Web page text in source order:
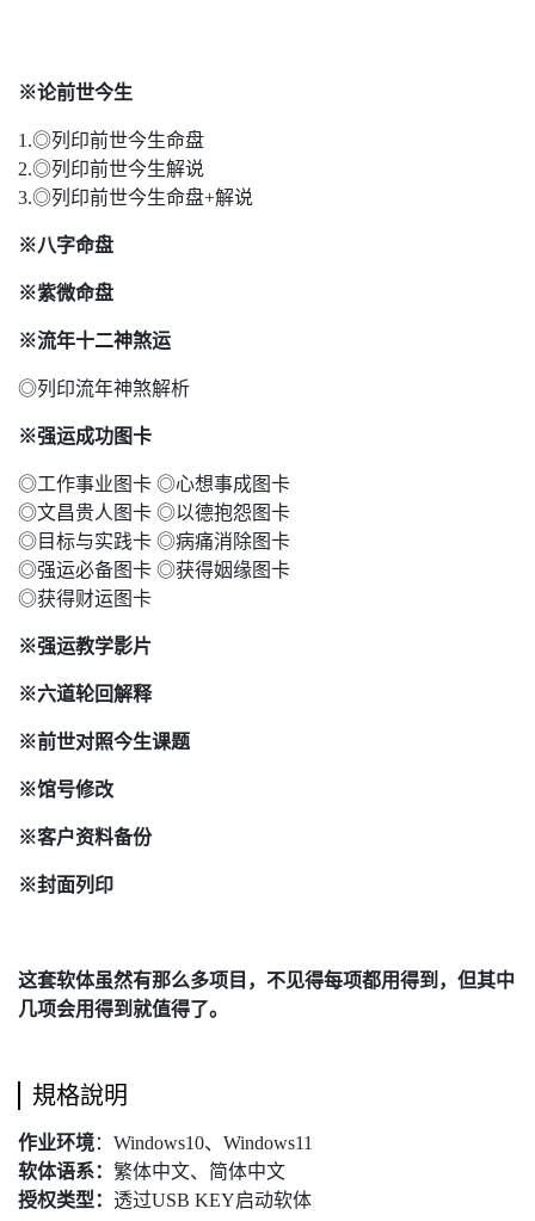
※论前世今生
1.◎列印前世今生命盘
2.◎列印前世今生解说
3.◎列印前世今生命盘+解说
※八字命盘
※紫微命盘
※流年十二神煞运
◎列印流年神煞解析
※强运成功图卡
◎工作事业图卡 ◎心想事成图卡
◎文昌贵人图卡 ◎以德抱怨图卡
◎目标与实践卡 ◎病痛消除图卡
◎强运必备图卡 ◎获得姻缘图卡
◎获得财运图卡
※强运教学影片
※六道轮回解释
※前世对照今生课题
※馆号修改
※客户资料备份
※封面列印
这套软体虽然有那么多项目，不见得每项都用得到，但其中
几项会用得到就值得了。
規格說明
作业环境：Windows10、Windows11
软体语系： 繁体中文、简体中文
授权类型： 透过USB KEY启动软体